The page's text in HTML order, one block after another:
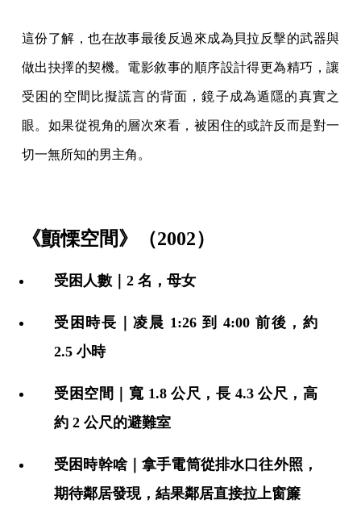
這份了解，也在故事最後反過來成為貝拉反擊的武器與
做出抉擇的契機。電影敘事的順序設計得更為精巧，讓
受困的空間比擬謊言的背面，鏡子成為遁隱的真實之
眼。如果從視角的層次來看，被困住的或許反而是對一
切一無所知的男主角。
《顫慄空間》（2002）
受困人數｜2 名，母女
受困時長｜凌晨 1:26 到 4:00 前後，約
2.5 小時
受困空間｜寬 1.8 公尺，長 4.3 公尺，高
約 2 公尺的避難室
受困時幹啥｜拿手電筒從排水口往外照，
期待鄰居發現，結果鄰居直接拉上窗簾